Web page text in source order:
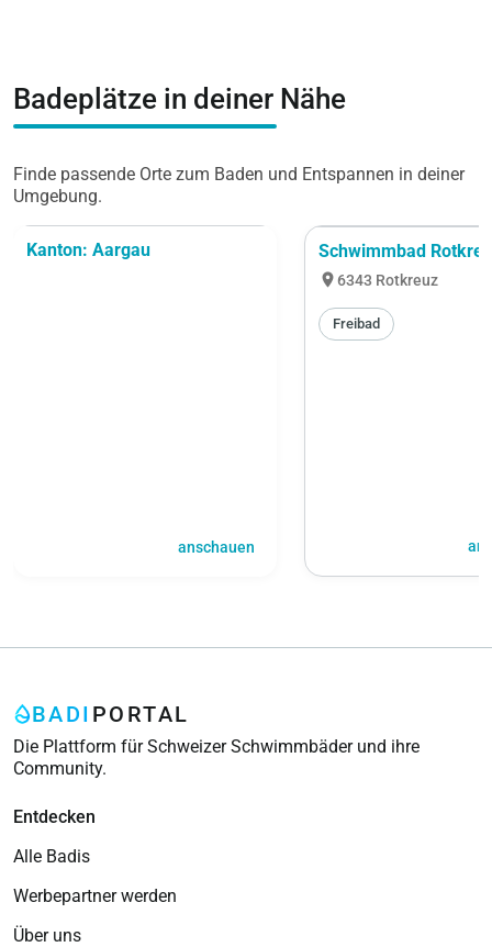
Badeplätze in deiner Nähe
Finde passende Orte zum Baden und Entspannen in deiner
Umgebung.
Kanton: Aargau
anschauen
Schwimmbad
location_on6343 Rotkreuz
Freibad
BADI PORTAL
Die Plattform für Schweizer Schwimmbäder und ihre
Community.
Entdecken
Alle Badis
Werbepartner werden
Über uns